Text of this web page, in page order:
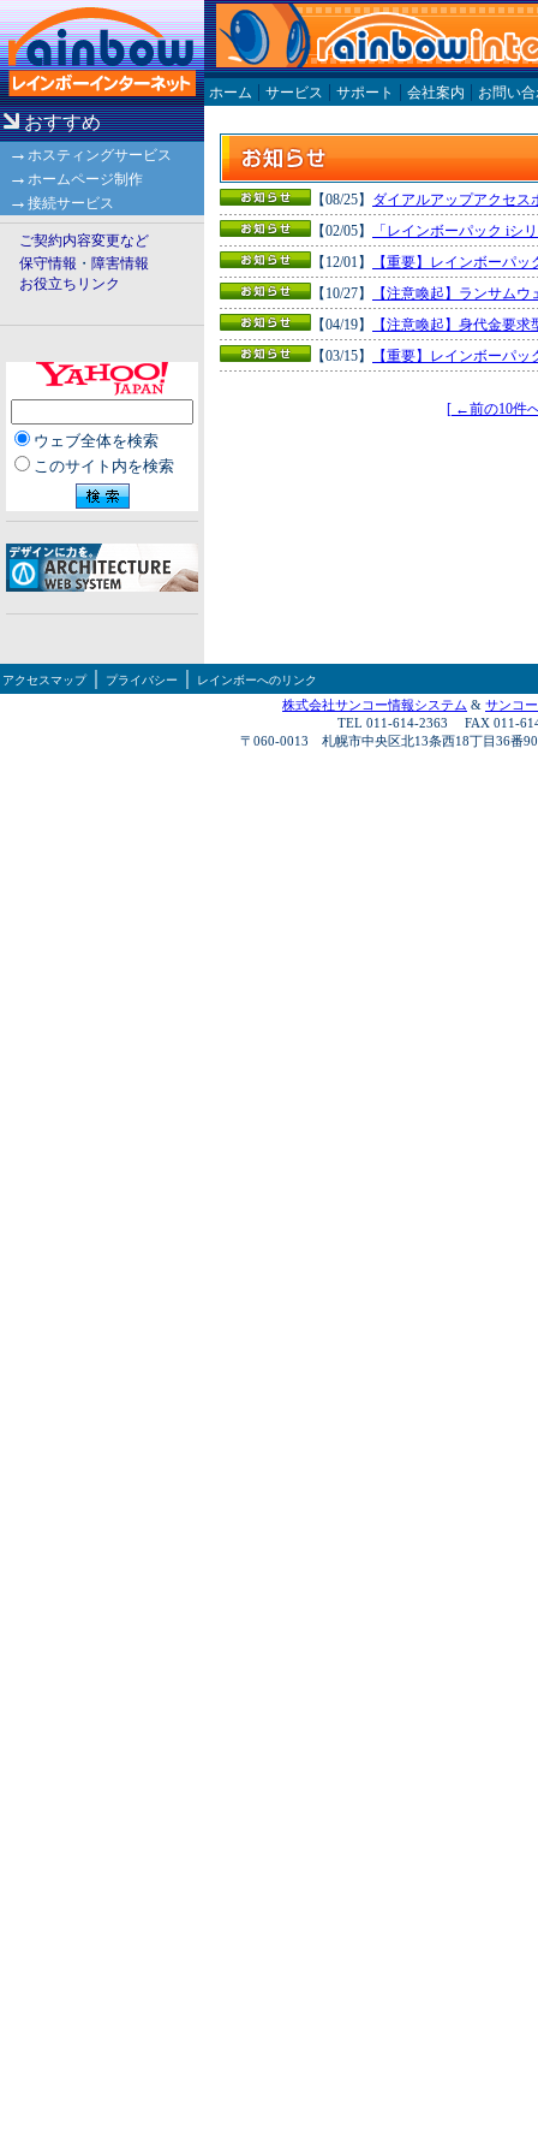
ホーム | サービス | サポート | 会社案内 | お問い
おすすめ
→ ホスティングサービス
→ ホームページ制作
→ 接続サービス
ご契約内容変更など
保守情報 ・ 障害情報
お役立ちリンク
ウェブ全体を検索
このサイト内を検索
【08/25】 ダイアルアップアクセス
【02/05】
「レインボーパック iシ
【12/01】
【重要】レインボーパ
【10/27】
【注意喚起】ランサム
【04/19】
【注意喚起】身代金要
【03/15】
【重要】レインボーパ
[ ←前の10件
アクセスマップ｜ プライバシー レインボーへのリンク
株式会社サンコー情報システム & サンコ
TEL 011-614-2363 FAX 011-
〒060-0013 札幌市中央区北13条西18丁目36番